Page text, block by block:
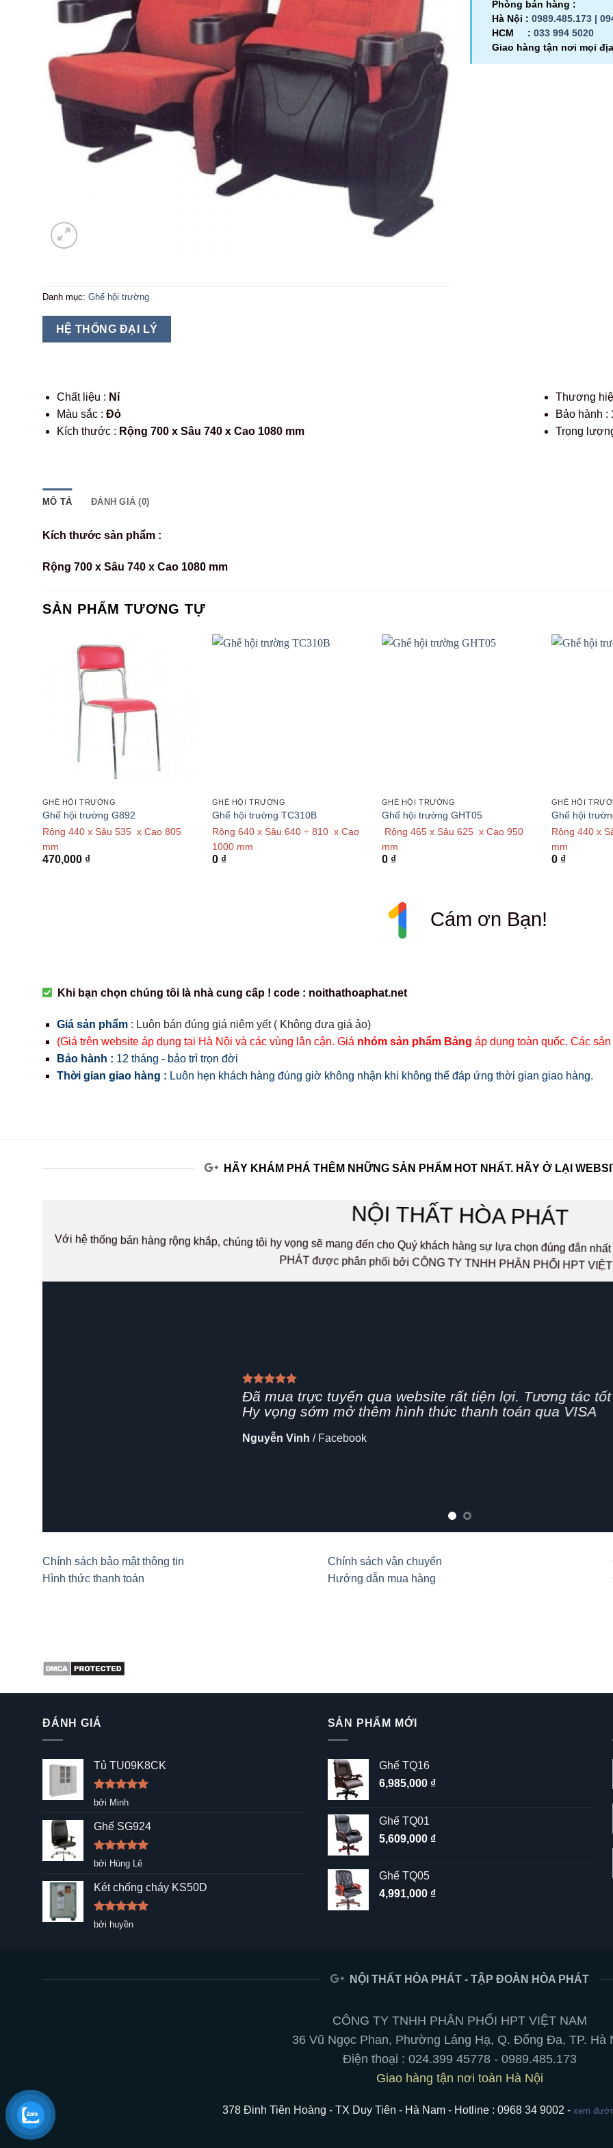
Danh mục: Ghế hội trường
HỆ THỐNG ĐẠI LÝ
Phòng bán hàng :
Hà Nội : 0989.485.173 |
HCM : 033 994 5020
Giao hàng tận nơi mọi
Chất liệu : Nỉ
Màu sắc : Đỏ
Kích thước : Rộng 700 x Sâu 740 x Cao 1080 mm
Thương
Bảo hành :
Trọng
MÔ TẢ ĐÁNH GIÁ (0)
Kích thước sản phẩm :
Rộng 700 x Sâu 740 x Cao 1080 mm
SẢN PHẨM TƯƠNG TỰ
GHẾ HỘI TRƯỜNG
Ghế hội trường G892
Rộng 440 x Sâu 535 x Cao 805
mm
470,000 ₫
GHẾ HỘI TRƯỜNG
Ghế hội trường TC310B
Rộng 640 x Sâu 640 ÷ 810 x Cao
1000 mm
0 ₫
GHẾ HỘI TRƯỜNG
Ghế hội trường GHT05
Rộng 465 x Sâu 625 x Cao 950
mm
0 ₫
GHẾ HỘI
Ghế hội
Rộng 440 x
mm
0 ₫
Cám ơn Bạn!
Khi bạn chọn chúng tôi là nhà cung cấp ! code : noithathoaphat.net
Giá sản phẩm: Luôn bán đúng giá niêm yết ( Không đưa giá ảo)
(Giá trên website áp dụng tại Hà Nội và các vùng lân cận. Giá nhóm sản phẩm Bảng áp dụng toàn quốc. Các
Bảo hành : 12 tháng - bảo trì trọn đời
Thời gian giao hàng : Luôn hẹn khách hàng đúng giờ không nhận khi không thể đáp ứng thời gian giao hàng.
HÃY KHÁM PHÁ THÊM NHỮNG SẢN PHẨM HOT NHẤT. HÃY Ở LẠI
NỘI THẤT HÒA PHÁT
Với hệ thống bán hàng rộng khắp, chúng tôi hy vọng sẽ mang đến cho Quý khách hàng sự lựa chọn đúng đắn
PHÁT được phân phối bởi CÔNG TY TNHH PHÂN PHỐI HPT
Giao hàng nhanh,
rất chuyên nghiệp, hình thức bán hàng Online đang dần
Shop nên cập nhật thêm tính năng chia sẻ mạng xã hội
Hải Yến
Chính sách bảo mật thông tin
Hình thức thanh toán
Chính sách vận chuyển
Hướng dẫn mua hàng
ĐÁNH GIÁ
Tủ TU09K8CK
Được xếp
sao
bởi Minh
Ghế SG924
Được xếp
5
sao
bởi Hùng Lê
Két chống cháy KS50D
Được xếp
hạng5
bởi huyền
SẢN PHẨM MỚI
Ghế TQ16
6,985,000 ₫
Ghế TQ01
5,609,000 ₫
Ghế TQ05
4,991,000 ₫
NỘI THẤT HÒA PHÁT - TẬP ĐOÀN HÒA PHÁT
CÔNG TY TNHH PHÂN PHỐI HPT VIỆT NAM
36 Vũ Ngọc Phan, Phường Láng Hạ, Q. Đống Đa, TP. Hà
Điện thoại : 024.399 45778 - 0989.485.173
Giao hàng tận nơi toàn Hà Nội
378 Đinh Tiên Hoàng - TX Duy Tiên - Hà Nam - Hotline : 0968 34 9002 - xem